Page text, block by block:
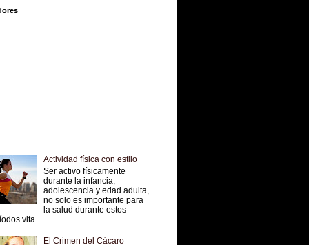
Actividad física con estilo
Ser activo físicamente
durante la infancia,
adolescencia y edad adulta,
no solo es importante para
la salud durante estos
vita...
El Crimen del Cácaro